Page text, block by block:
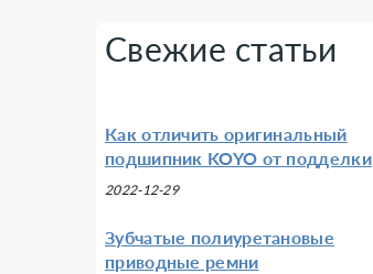
Свежие статьи
Как отличить оригинальный
подшипник KOYO от подделки
2022-12-29
Зубчатые полиуретановые
приводные ремни